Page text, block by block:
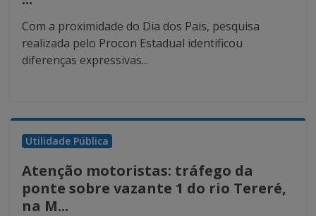
Com a proximidade do Dia dos Pais, pesquisa
realizada pelo Procon Estadual identificou
diferenças expressivas...
Utilidade Pública
Atenção motoristas: tráfego da
ponte sobre vazante 1 do rio Tereré,
na M...